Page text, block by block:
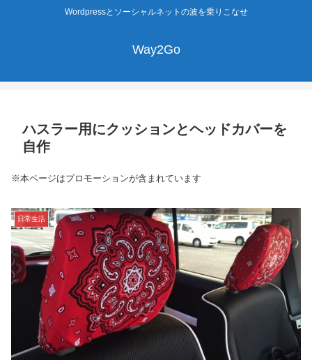
Wordpressとソーシャルネットの波を乗りこなせ
Way2Go
ハスラー用にクッションとヘッドカバーを
自作
※本ページはプロモーションが含まれています
日常生活